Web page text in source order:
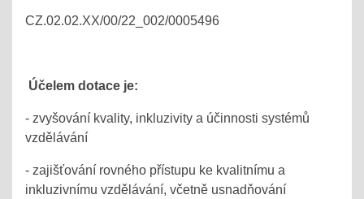
CZ.02.02.XX/00/22_002/0005496
Účelem dotace je:
- zvyšování kvality, inkluzivity a účinnosti systémů
vzdělávání
- zajišťování rovného přístupu ke kvalitnímu a
inkluzivnímu vzdělávání, včetně usnadňování